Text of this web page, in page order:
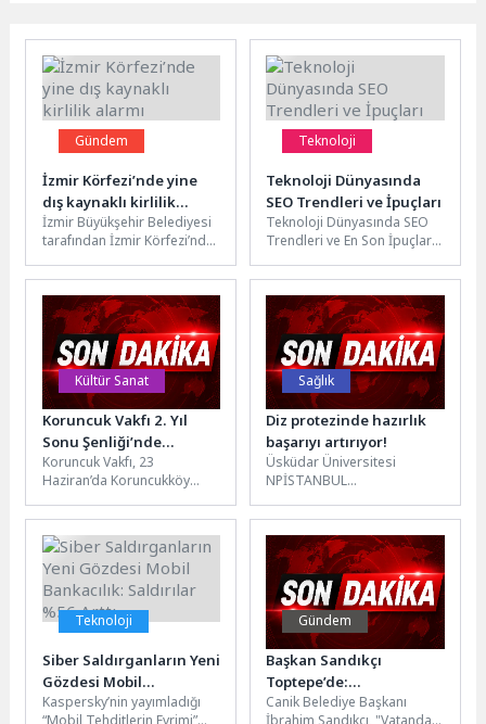
Gündem
İzmir Körfezi’nde yine
dış kaynaklı kirlilik
alarmı
İzmir Büyükşehir Belediyesi
tarafından İzmir Körfezi’nde
taramaları kapsamında
kasım ayından bu...
Teknoloji
Teknoloji Dünyasında
SEO Trendleri ve İpuçları
Teknoloji Dünyasında SEO
Trendleri ve En Son İpuçları
günümüzde, SEO dünyası
da...
Kültür Sanat
Koruncuk Vakfı 2. Yıl
Sonu Şenliği’nde
Mezuniyet Coşkusunu ve
Dayanışmayı Bir Araya
Getirdi
Koruncuk Vakfı, 23
Haziran’da Koruncukköy
Sonu Şenliği’nde Koruncuk
kızlarının mezuniyet
heyecanını...
Sağlık
Diz protezinde hazırlık
başarıyı artırıyor!
Üsküdar Üniversitesi
NPİSTANBUL
Travmatoloji Uzmanı Prof.
Dr. Murat Demiroğlu, diz
protezi ameliyatı ile...
Teknoloji
Siber Saldırganların Yeni
Gözdesi Mobil
Bankacılık: Saldırılar
Kaspersky’nin yayımladığı
Gündem
Başkan Sandıkçı
Toptepe’de:
Vatandaşların
Canik Belediye Başkanı